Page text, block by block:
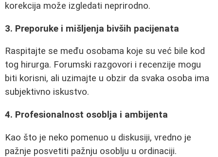
korekcija može izgledati neprirodno.
3. Preporuke i mišljenja bivših pacijenata
Raspitajte se među osobama koje su već bile kod
tog hirurga. Forumski razgovori i recenzije mogu
biti korisni, ali uzimajte u obzir da svaka osoba ima
subjektivno iskustvo.
4. Profesionalnost osoblja i ambijenta
Kao što je neko pomenuo u diskusiji, vredno je
pažnje posvetiti pažnju osoblju u ordinaciji.